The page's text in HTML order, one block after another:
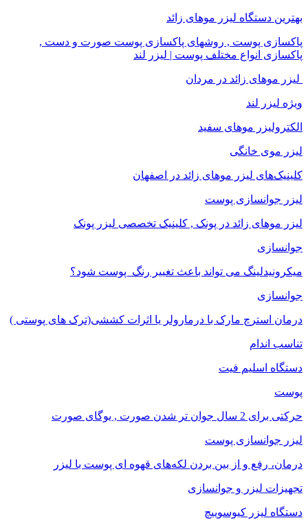
بهترین دستگاه لیزر موهای زائد
پاکسازی پوست , روشهای پاکسازی پوست صورت و دست ,
پاکسازی انواع مختلف پوست | لیزر لند
لیزر موهای زائد در مردان
ویژه لیزر لند
الکترولیزر موهای سفید
لیزر موی خانگی
کلینیک‌های لیزر موهای زائد در اصفهان
لیزر جوانسازی پوست
لیزر موهای زائد در پونک , کلینیک تخصصی لیزر پونک
جوانسازی
میکرونیدلینگ می تواند باعث تغییر رنگ ‍ پوست شود؟
جوانسازی
درمان استرچ مارک با درمارولر یا اثرات کششی(ترک های پوستی )
تناسب اندام
دستگاه اسلیم فیت
پوست
حرکتی برای 2 سال جوان تر شدن صورت , یوگای صورت
لیزر جوانسازی پوست
درمان، رفع و از بین بردن لکه‌های قهوه ای پوست با لیزر
تجهیزات لیزر و جوانسازی
دستگاه لیزر کیوسوییچ